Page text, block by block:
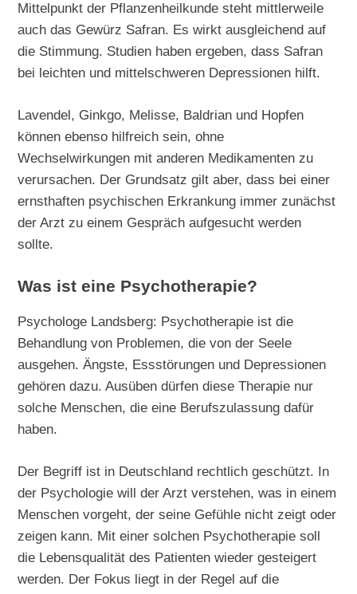
Mittelpunkt der Pflanzenheilkunde steht mittlerweile
auch das Gewürz Safran. Es wirkt ausgleichend auf
die Stimmung. Studien haben ergeben, dass Safran
bei leichten und mittelschweren Depressionen hilft.
Lavendel, Ginkgo, Melisse, Baldrian und Hopfen
können ebenso hilfreich sein, ohne
Wechselwirkungen mit anderen Medikamenten zu
verursachen. Der Grundsatz gilt aber, dass bei einer
ernsthaften psychischen Erkrankung immer zunächst
der Arzt zu einem Gespräch aufgesucht werden
sollte.
Was ist eine Psychotherapie?
Psychologe Landsberg: Psychotherapie ist die
Behandlung von Problemen, die von der Seele
ausgehen. Ängste, Essstörungen und Depressionen
gehören dazu. Ausüben dürfen diese Therapie nur
solche Menschen, die eine Berufszulassung dafür
haben.
Der Begriff ist in Deutschland rechtlich geschützt. In
der Psychologie will der Arzt verstehen, was in einem
Menschen vorgeht, der seine Gefühle nicht zeigt oder
zeigen kann. Mit einer solchen Psychotherapie soll
die Lebensqualität des Patienten wieder gesteigert
werden. Der Fokus liegt in der Regel auf die